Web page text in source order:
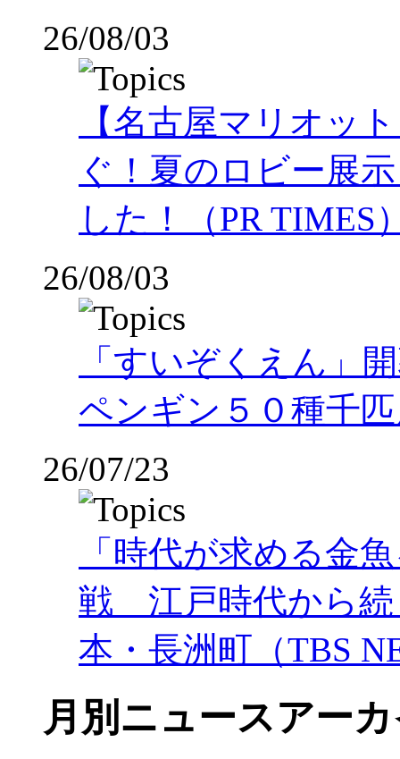
26/08/03
【名古屋マリオッ
ぐ！夏のロビー展
した！（PR TIMES
26/08/03
「すいぞくえん」
ペンギン５０種千
26/07/23
「時代が求める金
戦 江戸時代から
本・長洲町（TBS
月別ニュースアー